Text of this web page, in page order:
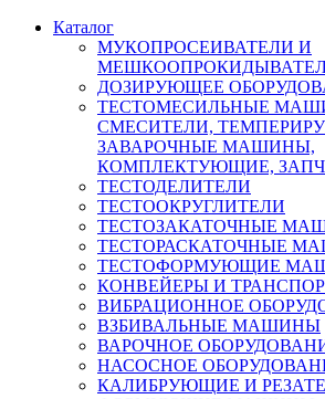
Каталог
МУКОПРОСЕИВАТЕЛИ И
ДОЗИРУЮЩЕЕ
ТЕСТОМЕСИЛЬНЫЕ
СМЕСИТЕЛИ,
ЗАВАРОЧНЫЕ МАШИНЫ,
КОМПЛЕКТУЮЩИЕ,
ТЕСТОДЕЛИТЕЛИ
ТЕСТООКРУГЛИТЕЛИ
ТЕСТОЗАКАТОЧНЫЕ
ТЕСТОРАСКАТОЧНЫЕ
ТЕСТОФОРМУЮЩИЕ
КОНВЕЙЕРЫ И
ВИБРАЦИОННОЕ
ВЗБИВАЛЬНЫЕ МАШИНЫ
ВАРОЧНОЕ
НАСОСНОЕ
КАЛИБРУЮЩИЕ И